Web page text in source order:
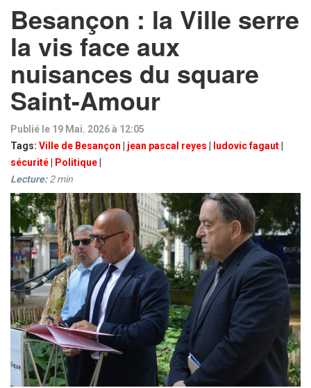
Besançon : la Ville serre
la vis face aux
nuisances du square
Saint-Amour
Publié le 19 Mai. 2026 à 12:05
Tags: Ville de Besançon jean pascal reyes ludovic fagaut
sécurité
Politique
Lecture: 2min